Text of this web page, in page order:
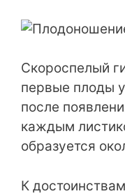
Скороспелый
первые плоды
после
каждым
образуется
К